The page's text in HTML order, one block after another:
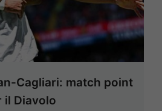
Cagliari: match point
il Diavolo